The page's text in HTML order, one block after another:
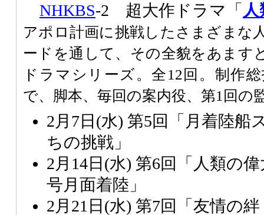
NHKBS-2 超大作ドラマ「
アポロ計画に挑戦したさまざまな
ードを通して、その全貌をあます
ドラマシリーズ。全12回。制作
で、脚本、毎回の案内役、第1回の
2月7日(水) 第5回「月着陸船
ちの挑戦」
2月14日(水) 第6回「人類の
号月面着陸」
2月21日(水) 第7回「友情の